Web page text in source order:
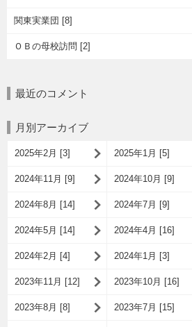
関東実業団 [8]
ＯＢの母校訪問 [2]
最近のコメント
月別アーカイブ
2025年2月 [3] 2025年1月 [5]
2024年11月 [9] 2024年10月 [9]
2024年8月 [14] 2024年7月 [9]
2024年5月 [14] 2024年4月 [16]
2024年2月 [4] 2024年1月 [3]
2023年11月 [12] 2023年10月 [16]
2023年8月 [8] 2023年7月 [15]